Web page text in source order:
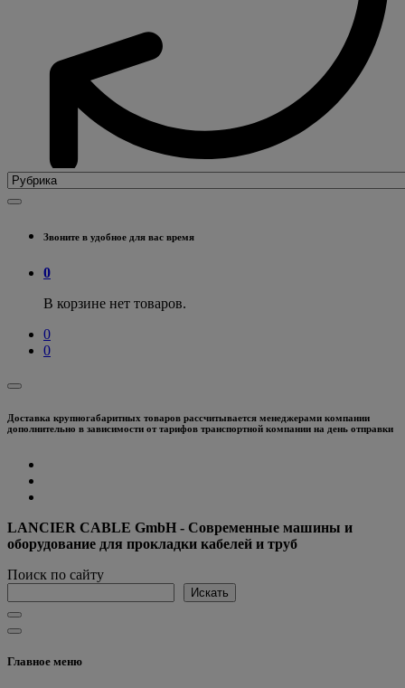
Звоните в удобное для вас время
0
В корзине нет товаров.
0
0
Доставка крупногабаритных товаров рассчитывается менеджерами компании
дополнительно в зависимости от тарифов транспортной компании на день отправки
LANCIER CABLE GmbH - Современные машины и
оборудование для прокладки кабелей и труб
Поиск по сайту
Искать
Главное меню